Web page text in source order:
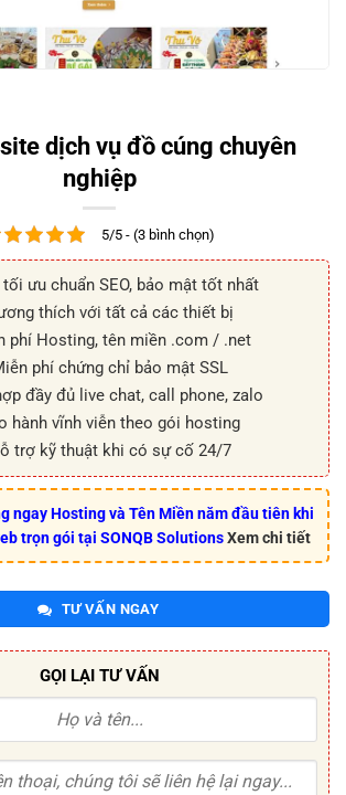
dịch vụ đồ cúng chuyên
nghiệp
5/5 - (3 bình chọn)
ưu chuẩn SEO, bảo mật tốt nhất
thích với tất cả các thiết bị
phí Hosting, tên miền .com / .net
phí chứng chỉ bảo mật SSL
đầy đủ live chat, call phone, zalo
hành vĩnh viễn theo gói hosting
trợ kỹ thuật khi có sự cố 24/7
ngay Hosting và Tên Miền năm đầu tiên khi
trọn gói tại SONQB SolutionsXem chi tiết
TƯ VẤN NGAY
GỌI LẠI TƯ VẤN